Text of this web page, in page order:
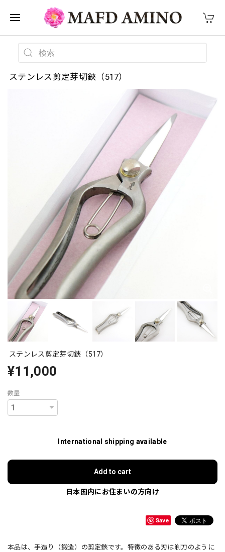
ステンレス剪定芽切鋏（517）
ステンレス剪定芽切鋏（517）
¥11,000
数量
International shipping available
Add to cart
日本国内にお住まいの方向け
Save
本品は、手造り（鍛造）の剪定鋏です。特徴のある刃は剃刀のように